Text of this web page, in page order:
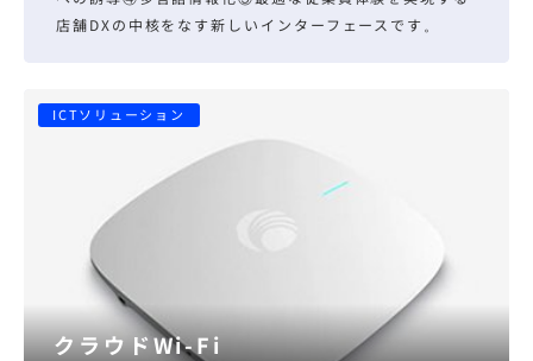
店舗DXの中核をなす新しいインターフェースです。
ICTソリューション
クラウドWi-Fi